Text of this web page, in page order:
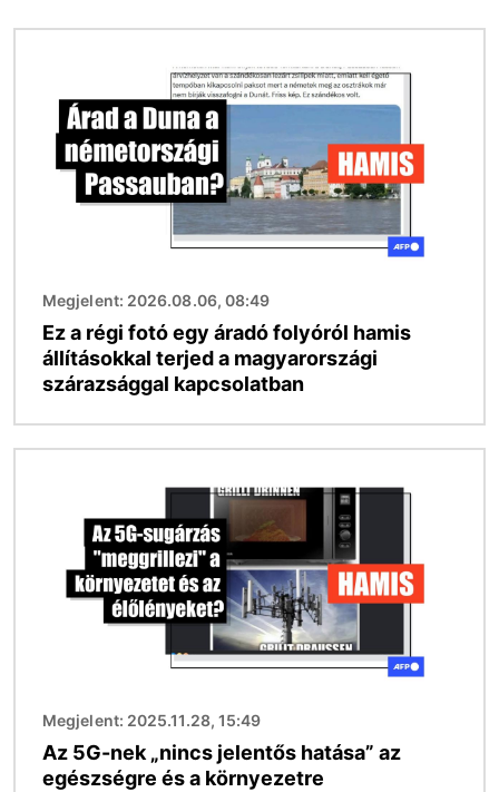
Megjelent: 2026.08.06, 08:49
Ez a régi fotó egy áradó folyóról hamis
állításokkal terjed a magyarországi
szárazsággal kapcsolatban
Megjelent: 2025.11.28, 15:49
Az 5G-nek „nincs jelentős hatása” az
egészségre és a környezetre